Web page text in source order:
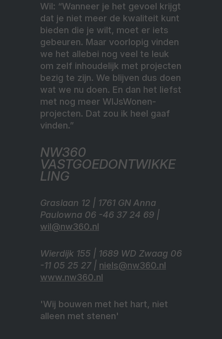
Wil: “Wanneer je het gevoel krijgt
dat je niet meer de kwaliteit kunt
bieden die je wilt, moet er iets
gebeuren. Maar voorlopig vinden
we het allebei nog veel te leuk
om zelf inhoudelijk met projecten
bezig te zijn. We blijven dus doen
wat we nu doen. En dan het liefst
met nog meer WIJsWonen-
projecten. Dat zou ik heel gaaf
vinden.”
NW360
VASTGOEDONTWIKKE
LING
Graslaan 12 | 1761 GN Anna
Paulowna 06 -46 37 24 69 |
wil@nw360.nl
Wierdijk 155 | 1689 WD Zwaag 06
-11 05 25 27 | niels@nw360.nl
www.nw360.nl
'Wij bouwen met het hart, niet
alleen met stenen'